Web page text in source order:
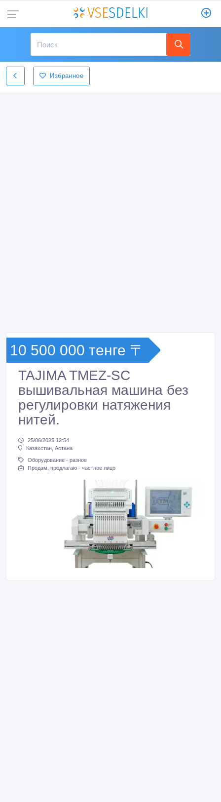
Избранное
10 500 000 тенге 〒
TAJIMA TMEZ-SC
вышивальная машина без
регулировки натяжения
нитей.
25/06/2025 12:54
Казахстан, Астана
Оборудование - разное
Продам, предлагаю - частное лицо